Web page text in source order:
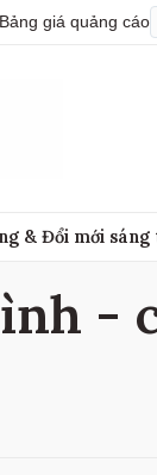
Bảng giá quảng cáo
& Đổi mới sáng
-